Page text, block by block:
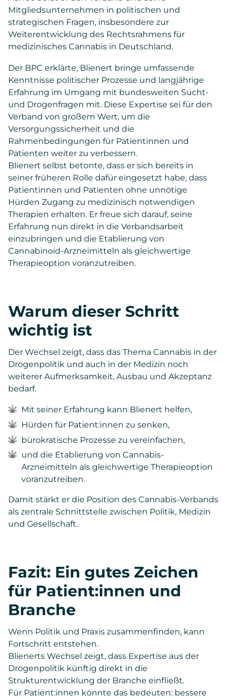
Mitgliedsunternehmen in politischen und
strategischen Fragen, insbesondere zur
Weiterentwicklung des Rechtsrahmens für
medizinisches Cannabis in Deutschland.
Der BPC erklärte, Blienert bringe umfassende
Kenntnisse politischer Prozesse und langjährige
Erfahrung im Umgang mit bundesweiten Sucht-
und Drogenfragen mit. Diese Expertise sei für den
Verband von großem Wert, um die
Versorgungssicherheit und die
Rahmenbedingungen für Patientinnen und
Patienten weiter zu verbessern.
Blienert selbst betonte, dass er sich bereits in
seiner früheren Rolle dafür eingesetzt habe, dass
Patientinnen und Patienten ohne unnötige
Hürden Zugang zu medizinisch notwendigen
Therapien erhalten. Er freue sich darauf, seine
Erfahrung nun direkt in die Verbandsarbeit
einzubringen und die Etablierung von
Cannabinoid-Arzneimitteln als gleichwertige
Therapieoption voranzutreiben.
Warum dieser Schritt
wichtig ist
Der Wechsel zeigt, dass das Thema Cannabis in der
Drogenpolitik und auch in der Medizin noch
weiterer Aufmerksamkeit, Ausbau und Akzeptanz
bedarf.
Mit seiner Erfahrung kann Blienert helfen,
Hürden für Patient:innen zu senken,
bürokratische Prozesse zu vereinfachen,
und die Etablierung von Cannabis-
Arzneimitteln als gleichwertige Therapieoption
voranzutreiben.
Damit stärkt er die Position des Cannabis-Verbands
als zentrale Schnittstelle zwischen Politik, Medizin
und Gesellschaft.
Fazit: Ein gutes Zeichen
für Patient:innen und
Branche
Wenn Politik und Praxis zusammenfinden, kann
Fortschritt entstehen.
Blienerts Wechsel zeigt, dass Expertise aus der
Drogenpolitik künftig direkt in die
Strukturentwicklung der Branche einfließt.
Für Patient:innen könnte das bedeuten: bessere